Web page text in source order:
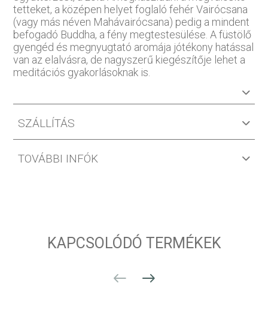
tetteket, a középen helyet foglaló fehér Vairócsana
(vagy más néven Mahávairócsana) pedig a mindent
befogadó Buddha, a fény megtestesülése. A füstölő
gyengéd és megnyugtató aromája jótékony hatással
van az elalvásra, de nagyszerű kiegészítője lehet a
meditációs gyakorlásoknak is.
SZÁLLÍTÁS
TOVÁBBI INFÓK
KAPCSOLÓDÓ TERMÉKEK